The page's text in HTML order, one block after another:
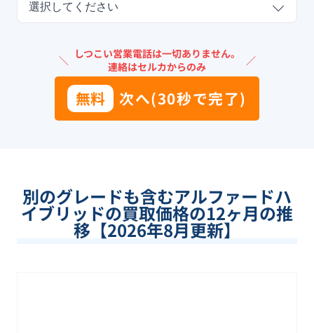
選択してください
＼ しつこい営業電話は一切ありません。
連絡はセルカからのみ
／
無料 次へ(30秒で完了)
別のグレードも含むアルファードハ
イブリッドの買取価格の12ヶ月の推
移【2026年8月更新】